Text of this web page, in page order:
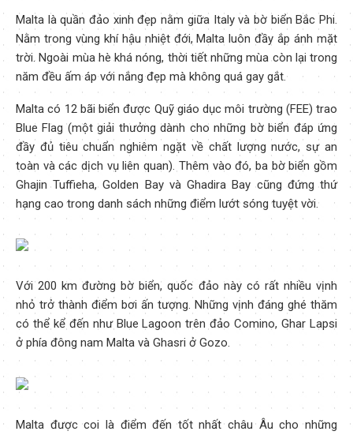
Malta là quần đảo xinh đẹp nằm giữa Italy và bờ biển Bắc Phi.
Nằm trong vùng khí hậu nhiệt đới, Malta luôn đầy ắp ánh mặt
trời. Ngoài mùa hè khá nóng, thời tiết những mùa còn lại trong
năm đều ấm áp với nắng đẹp mà không quá gay gắt.
Malta có 12 bãi biển được Quỹ giáo dục môi trường (FEE) trao
Blue Flag (một giải thưởng dành cho những bờ biển đáp ứng
đầy đủ tiêu chuẩn nghiêm ngặt về chất lượng nước, sự an
toàn và các dịch vụ liên quan). Thêm vào đó, ba bờ biển gồm
Ghajin Tuffieha, Golden Bay và Ghadira Bay cũng đứng thứ
hạng cao trong danh sách những điểm lướt sóng tuyệt vời.
Với 200 km đường bờ biển, quốc đảo này có rất nhiều vịnh
nhỏ trở thành điểm bơi ấn tượng. Những vịnh đáng ghé thăm
có thể kể đến như Blue Lagoon trên đảo Comino, Ghar Lapsi
ở phía đông nam Malta và Ghasri ở Gozo.
Malta được coi là điểm đến tốt nhất châu Âu cho những